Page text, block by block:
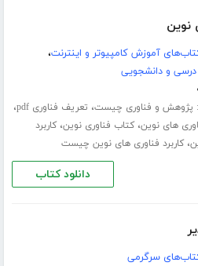
نوین
آموزش کامپیوتر و اینترنت،
و دانشجویی
پژوهش و فناوری چیست، تعریف فناوری pdf ،
های نوین،کتاب فناوری نوین،کاربرد
،کاربرد فناوری های نوین چیست
دانلود کتاب
سرگرمی